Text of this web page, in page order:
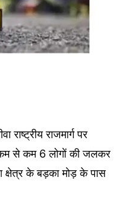
राष्ट्रीय राजमार्ग पर
कम से कम 6 लोगों की जलकर
क्षेत्र के बड़का मोड़ के पास